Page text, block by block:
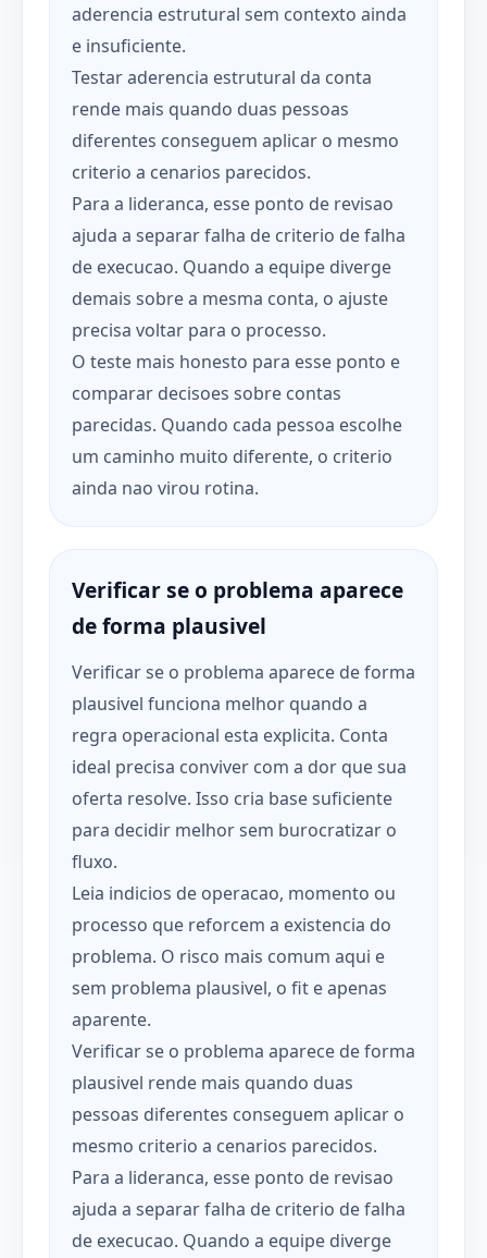
aderencia estrutural sem contexto ainda
e insuficiente.
Testar aderencia estrutural da conta
rende mais quando duas pessoas
diferentes conseguem aplicar o mesmo
criterio a cenarios parecidos.
Para a lideranca, esse ponto de revisao
ajuda a separar falha de criterio de falha
de execucao. Quando a equipe diverge
demais sobre a mesma conta, o ajuste
precisa voltar para o processo.
O teste mais honesto para esse ponto e
comparar decisoes sobre contas
parecidas. Quando cada pessoa escolhe
um caminho muito diferente, o criterio
ainda nao virou rotina.
Verificar se o problema aparece
de forma plausivel
Verificar se o problema aparece de forma
plausivel funciona melhor quando a
regra operacional esta explicita. Conta
ideal precisa conviver com a dor que sua
oferta resolve. Isso cria base suficiente
para decidir melhor sem burocratizar o
fluxo.
Leia indicios de operacao, momento ou
processo que reforcem a existencia do
problema. O risco mais comum aqui e
sem problema plausivel, o fit e apenas
aparente.
Verificar se o problema aparece de forma
plausivel rende mais quando duas
pessoas diferentes conseguem aplicar o
mesmo criterio a cenarios parecidos.
Para a lideranca, esse ponto de revisao
ajuda a separar falha de criterio de falha
de execucao. Quando a equipe diverge